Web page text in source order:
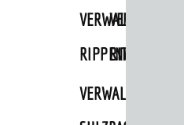
RIPPENWEIER